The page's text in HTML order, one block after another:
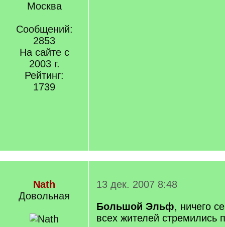
Москва
Сообщений:
2853
На сайте с
2003 г.
Рейтинг:
1739
Nath
Довольная
13 дек. 2007 8:48
Большой Эльф, ничего
всех жителей стремились